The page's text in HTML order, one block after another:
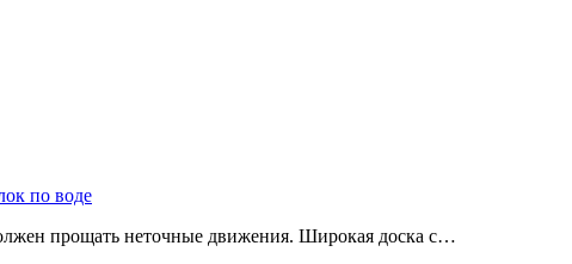
по воде
прощать неточные движения. Широкая доска с…